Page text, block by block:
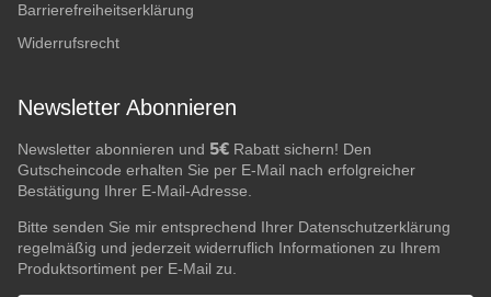
Barrierefreiheitserklärung
Widerrufsrecht
Newsletter Abonnieren
Newsletter abonnieren und 5€ Rabatt sichern! Den
Gutscheincode erhalten Sie per E-Mail nach erfolgreicher
Bestätigung Ihrer E-Mail-Adresse.
Bitte senden Sie mir entsprechend Ihrer Datenschutzerklärung
regelmäßig und jederzeit widerruflich Informationen zu Ihrem
Produktsortiment per E-Mail zu.